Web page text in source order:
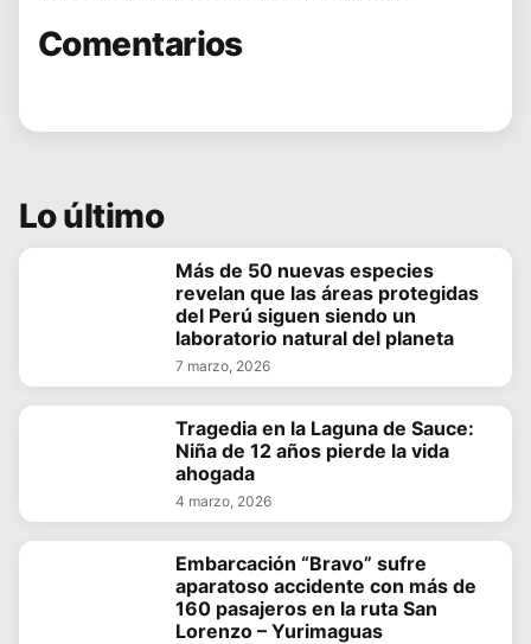
Comentarios
Lo último
Más de 50 nuevas especies
revelan que las áreas protegidas
del Perú siguen siendo un
laboratorio natural del planeta
7 marzo, 2026
Tragedia en la Laguna de Sauce:
Niña de 12 años pierde la vida
ahogada
4 marzo, 2026
Embarcación “Bravo” sufre
aparatoso accidente con más de
160 pasajeros en la ruta San
Lorenzo – Yurimaguas